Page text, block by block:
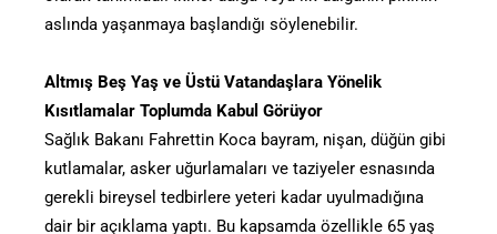
aslında yaşanmaya başlandığı söylenebilir.
Altmış Beş Yaş ve Üstü Vatandaşlara Yönelik
Kısıtlamalar Toplumda Kabul Görüyor
Sağlık Bakanı Fahrettin Koca bayram, nişan, düğün gibi
kutlamalar, asker uğurlamaları ve taziyeler esnasında
gerekli bireysel tedbirlere yeteri kadar uyulmadığına
dair bir açıklama yaptı. Bu kapsamda özellikle 65 yaş